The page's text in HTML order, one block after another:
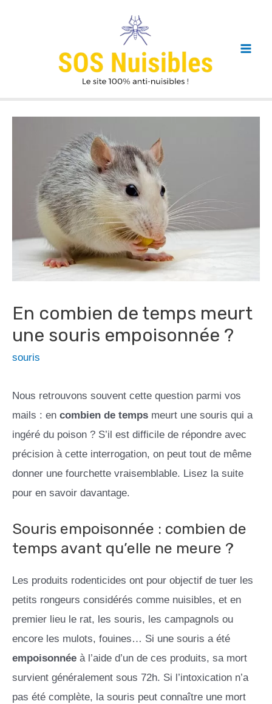
En combien de temps meurt
une souris empoisonnée ?
souris
Nous retrouvons souvent cette question parmi vos
mails : en combien de temps meurt une souris qui a
ingéré du poison ? S’il est difficile de répondre avec
précision à cette interrogation, on peut tout de même
donner une fourchette vraisemblable. Lisez la suite
pour en savoir davantage.
Souris empoisonnée : combien de
temps avant qu’elle ne meure ?
Les produits rodenticides ont pour objectif de tuer les
petits rongeurs considérés comme nuisibles, et en
premier lieu le rat, les souris, les campagnols ou
encore les mulots, fouines… Si une souris a été
empoisonnée à l’aide d’un de ces produits, sa mort
survient généralement sous 72h. Si l’intoxication n’a
pas été complète, la souris peut connaître une mort